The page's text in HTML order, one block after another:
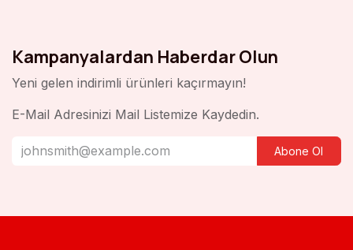
Kampanyalardan Haberdar Olun
Yeni gelen indirimli ürünleri kaçırmayın!
E-Mail Adresinizi Mail Listemize Kaydedin.
Abone Ol